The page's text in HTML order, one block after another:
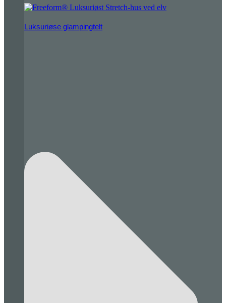
Luksuriøse glampingtelt